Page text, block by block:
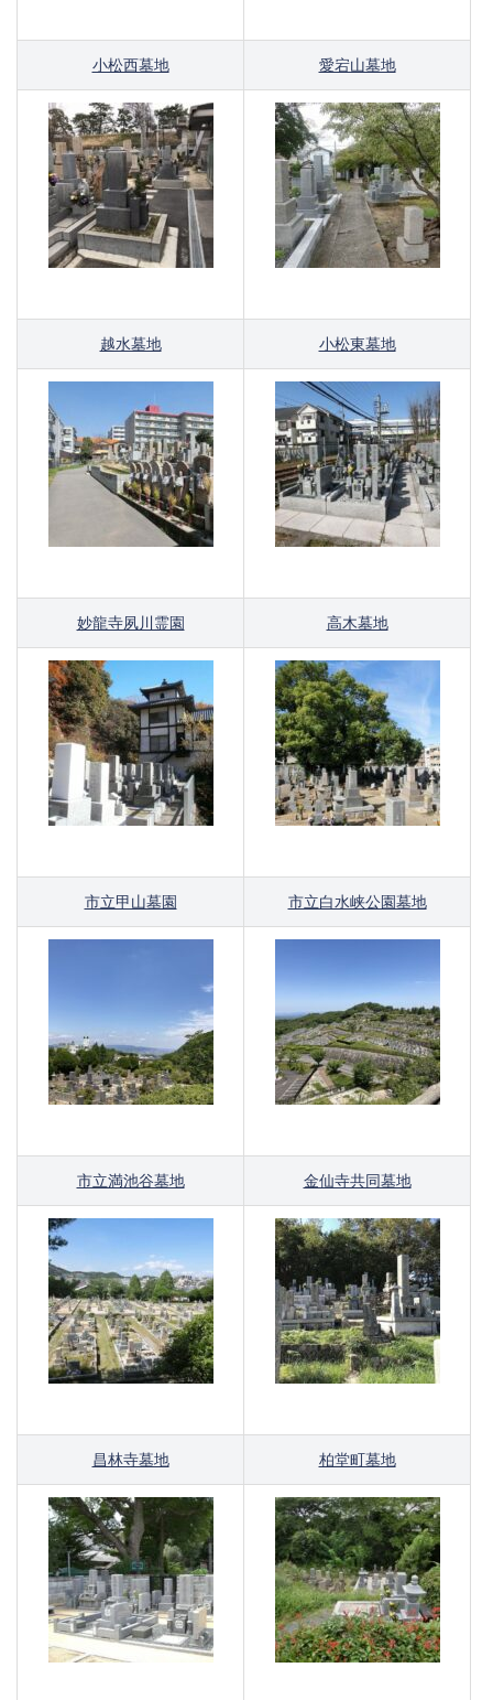
小松西墓地 愛宕山墓地
越水墓地 小松東墓地
妙龍寺夙川霊園 高木墓地
市立甲山墓園 市立白水峡公園墓地
市立満池谷墓地 金仙寺共同墓地
昌林寺墓地 柏堂町墓地